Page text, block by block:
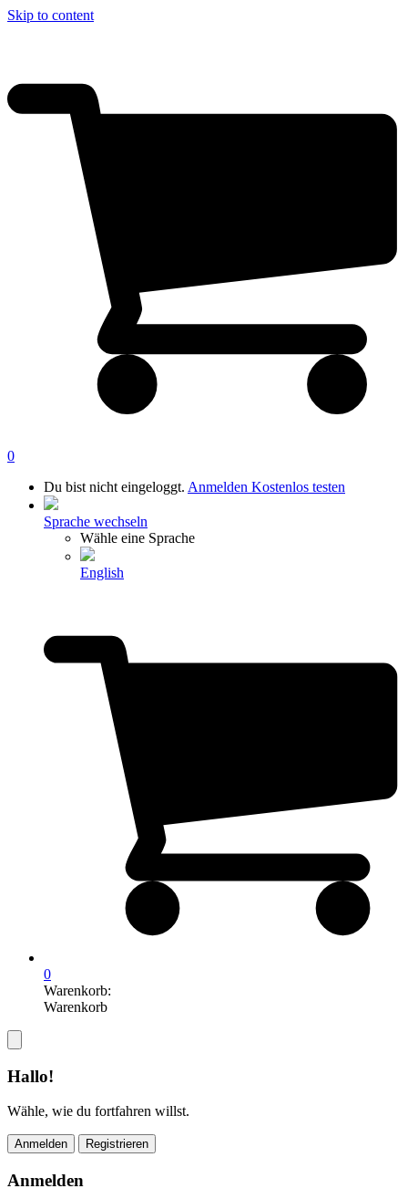
Skip to content
0
Du bist nicht eingeloggt. Anmelden Kostenlos testen
Sprache wechseln
Wähle eine Sprache
English
0
Warenkorb:
Warenkorb
Hallo!
Wähle, wie du fortfahren willst.
Anmelden Registrieren
Anmelden